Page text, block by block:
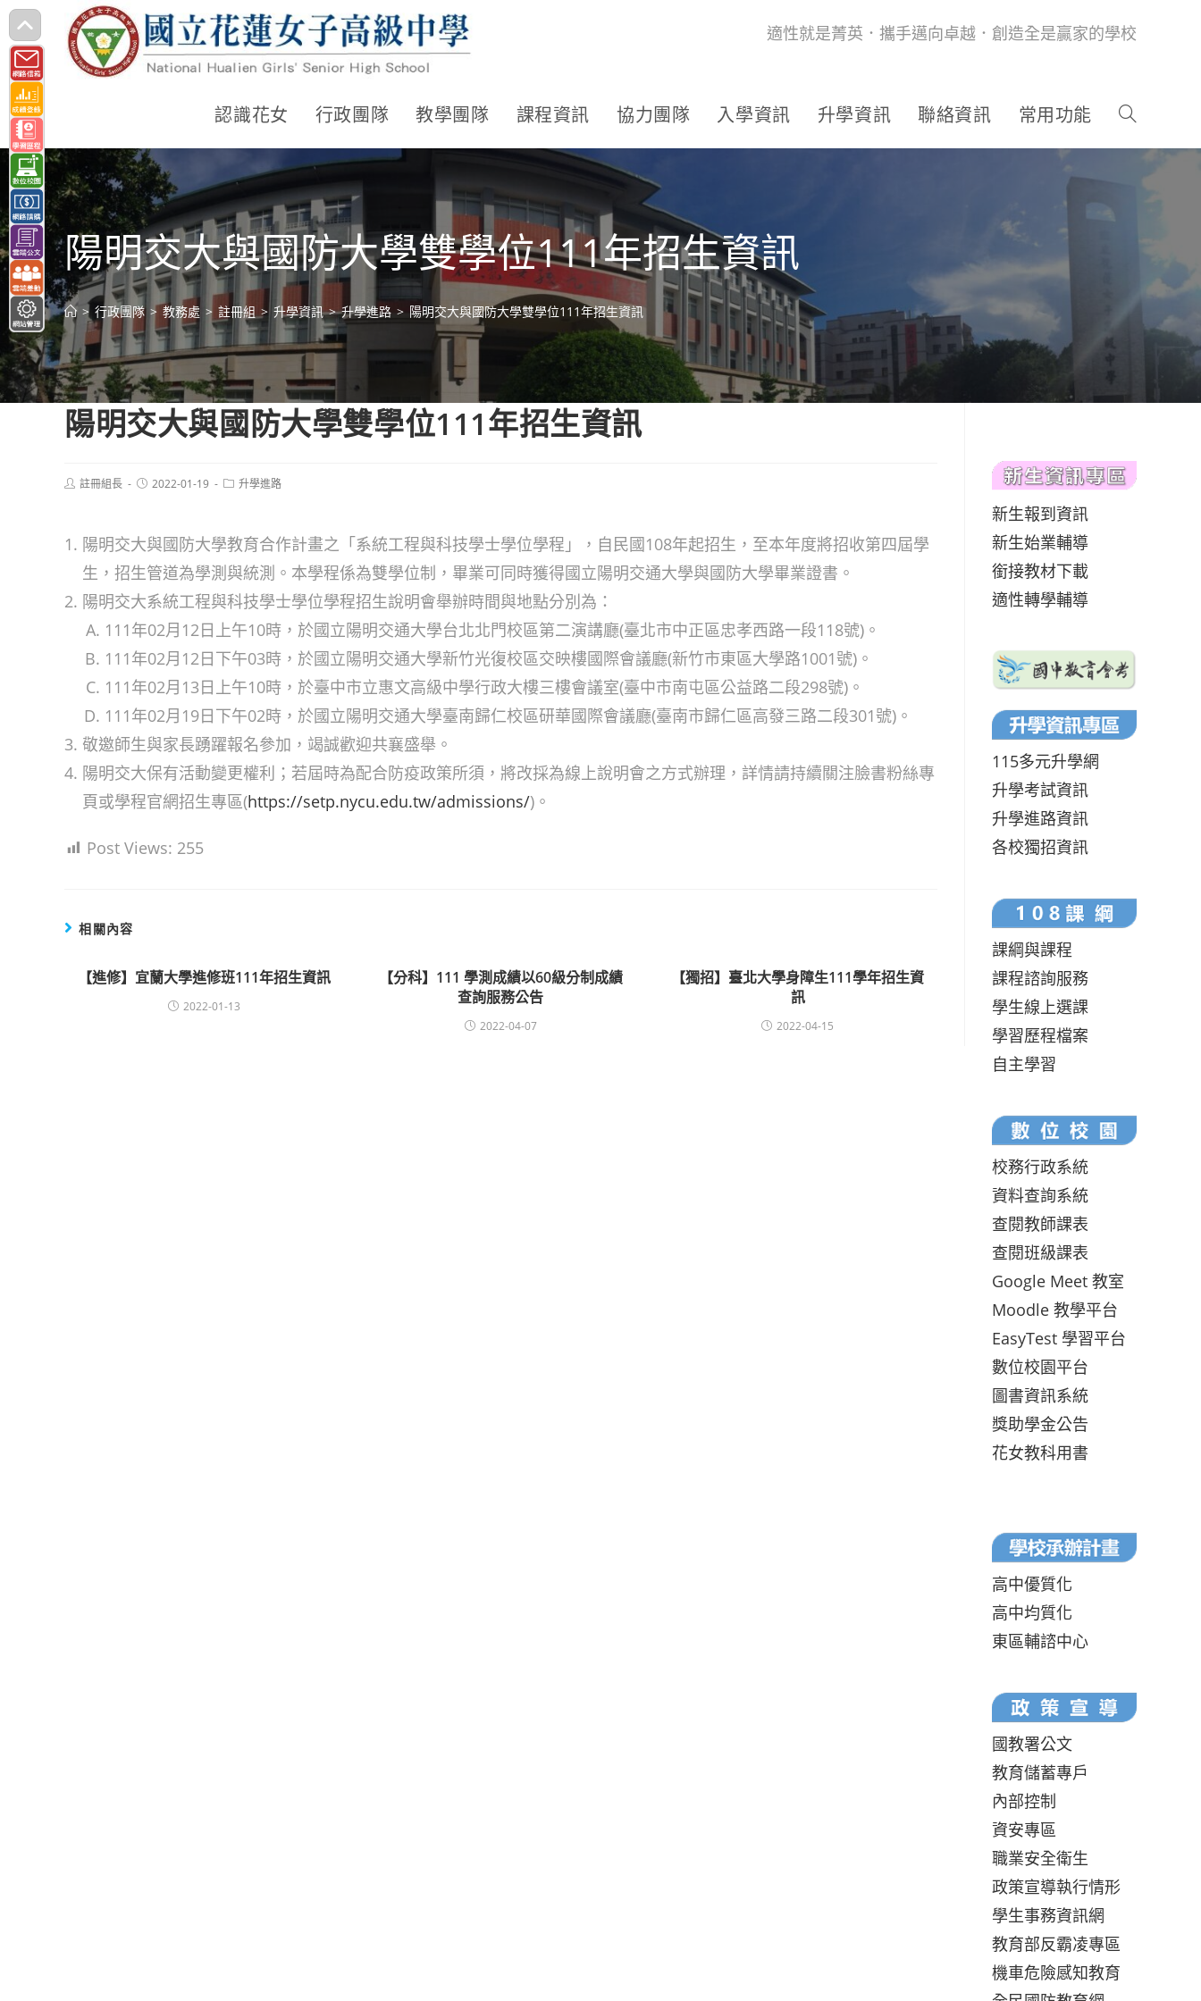
跳
轉
至
主
要
內
容
適性就是菁英．攜手邁向卓越．創造全是贏家的學校
認識花女 行政團隊 教學團隊 課程資訊 協力團隊 入學資訊 升學資訊 聯絡資訊 常用功能
陽明交大與國防大學雙學位111年招生資訊
> 行政團隊 > 教務處 > 註冊組 > 升學資訊 > 升學進路 > 陽明交大與國防大學雙學位111年招生資訊
陽明交大與國防大學雙學位111年招生資訊
Post註冊組長
Post2022-01-19
Post升學進路
陽明交大與國防大學教育合作計畫之「系統工程與科技學士學位學程」，自民國108年起招生，至本年度將招收第四屆學
生，招生管道為學測與統測。本學程係為雙學位制，畢業可同時獲得國立陽明交通大學與國防大學畢業證書。
陽明交大系統工程與科技學士學位學程招生說明會舉辦時間與地點分別為：
111年02月12日上午10時，於國立陽明交通大學台北北門校區第二演講廳(臺北市中正區忠孝西路一段118號)。
111年02月12日下午03時，於國立陽明交通大學新竹光復校區交映樓國際會議廳(新竹市東區大學路1001號)。
111年02月13日上午10時，於臺中市立惠文高級中學行政大樓三樓會議室(臺中市南屯區公益路二段298號)。
111年02月19日下午02時，於國立陽明交通大學臺南歸仁校區研華國際會議廳(臺南市歸仁區高發三路二段301號)。
敬邀師生與家長踴躍報名參加，竭誠歡迎共襄盛舉。
陽明交大保有活動變更權利；若屆時為配合防疫政策所須，將改採為線上說明會之方式辦理，詳情請持續關注臉書粉絲專
頁或學程官網招生專區(https://setp.nycu.edu.tw/admissions/)。
Post Views: 255
相關內容
【進修】宜蘭大學進修班111年招生資訊
2022-01-13
【分科】111 學測成績以60級分制成績
查詢服務公告
2022-04-07
【獨招】臺北大學身障生111學年招生資
訊
2022-04-15
新生報到資訊
新生始業輔導
銜接教材下載
適性轉學輔導
115多元升學網
升學考試資訊
升學進路資訊
各校獨招資訊
課綱與課程
課程諮詢服務
學生線上選課
學習歷程檔案
自主學習
校務行政系統
資料查詢系統
查閱教師課表
查閱班級課表
Google Meet 教室
Moodle 教學平台
EasyTest 學習平台
數位校園平台
圖書資訊系統
獎助學金公告
花女教科用書
高中優質化
高中均質化
東區輔諮中心
國教署公文
教育儲蓄專戶
內部控制
資安專區
職業安全衛生
政策宣導執行情形
學生事務資訊網
教育部反霸凌專區
機車危險感知教育